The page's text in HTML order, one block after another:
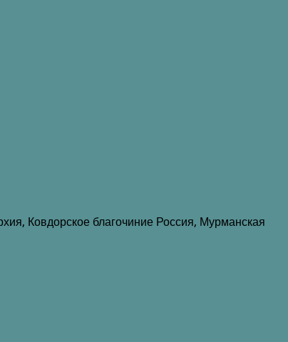
Ковдорское благочиние Россия, Мурманская